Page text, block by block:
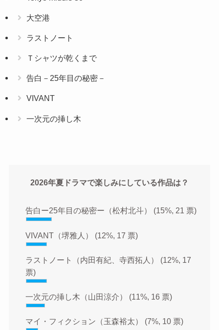
大空港
ラストノート
Ｔシャツが乾くまで
告白－25年目の秘密－
VIVANT
一次元の挿し木
2026年夏ドラマで楽しみにしている作品は？
告白ー25年目の秘密ー（松村北斗） (15%, 21 票)
VIVANT（堺雅人） (12%, 17 票)
ラストノート（内田有紀、寺西拓人） (12%, 17
票)
一次元の挿し木（山田涼介） (11%, 16 票)
マイ・フィクション（玉森裕太） (7%, 10 票)